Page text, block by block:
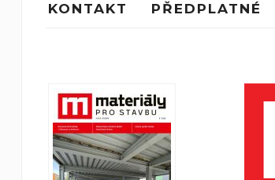
KONTAKT PŘEDPLATNÉ